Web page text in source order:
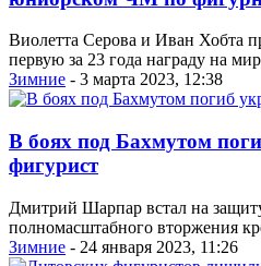
Виолетта Серова и Иван Хобта
первую за 23 года награду на
Зимние - 3 марта 2023, 12:38
В боях под Бахмутом
фигурист
Дмитрий Шарпар встал на
полномасштабного вторжения
Зимние - 24 января 2023, 11:26